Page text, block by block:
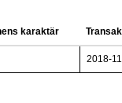
karaktär
2018-